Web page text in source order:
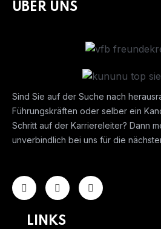
ÜBER UNS
Sind Sie auf der Suche nach
Führungskräften oder selber ein
Schritt auf der Karriereleiter? Dann
unverbindlich bei uns für die
LINKS